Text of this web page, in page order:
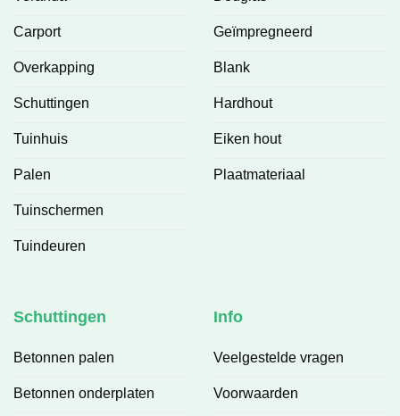
Carport
Overkapping
Schuttingen
Tuinhuis
Palen
Tuinschermen
Tuindeuren
Geïmpregneerd
Blank
Hardhout
Eiken hout
Plaatmateriaal
Schuttingen
Betonnen palen
Betonnen onderplaten
Info
Veelgestelde vragen
Voorwaarden